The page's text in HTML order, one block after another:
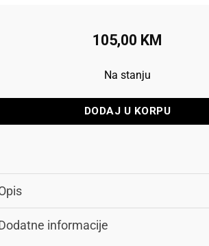
105,00 KM
Na stanju
DODAJ U KORPU
informacije